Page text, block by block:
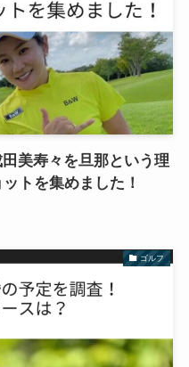
美寿々を旦那という理
トを集めました！
ゴルフ